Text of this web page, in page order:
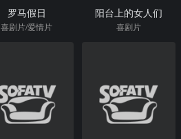
罗马假日
喜剧片/爱情片
阳台上的女人们
喜剧片